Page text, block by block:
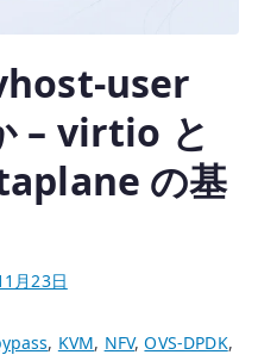
user
– virtio と
の基
月23日
, KVM, NFV,OVS-DPDK,